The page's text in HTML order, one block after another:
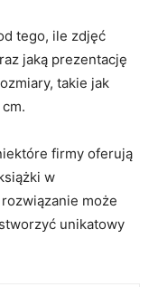
tego, ile⁤ zdjęć
jaką prezentację
takie jak
firmy⁤ oferują
w
może
unikatowy